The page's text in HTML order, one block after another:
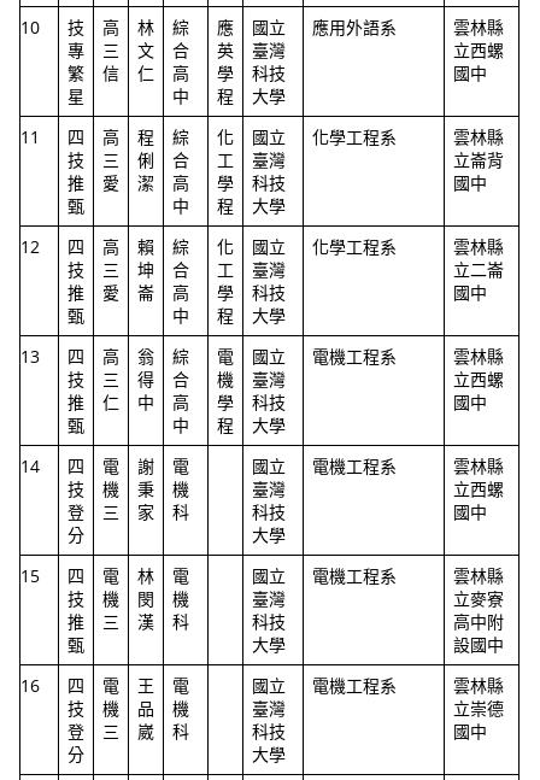
10
技
專
繁
星
高
三
信
林
文
仁
綜
合
高
中
應
英
學
程
國立
臺灣
科技
大學
應用外語系
雲林縣
立西螺
國中
11
四
技
推
甄
高
三
愛
程
俐
潔
綜
合
高
中
化
工
學
程
國立
臺灣
科技
大學
化學工程系
雲林縣
立崙背
國中
12
四
技
推
甄
高
三
愛
賴
坤
崙
綜
合
高
中
化
工
學
程
國立
臺灣
科技
大學
化學工程系
雲林縣
立二崙
國中
13
四
技
推
甄
高
三
仁
翁
得
中
綜
合
高
中
電
機
學
程
國立
臺灣
科技
大學
電機工程系
雲林縣
立西螺
國中
14
四
技
登
分
電
機
三
謝
秉
家
電
機
科
國立
臺灣
科技
大學
電機工程系
雲林縣
立西螺
國中
15
四
技
推
甄
電
機
三
林
閔
漢
電
機
科
國立
臺灣
科技
大學
電機工程系
雲林縣
立麥寮
高中附
設國中
16
四
技
登
分
電
機
三
王
品
崴
電
機
科
國立
臺灣
科技
大學
電機工程系
雲林縣
立崇德
國中